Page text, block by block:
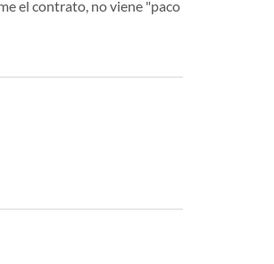
el contrato, no viene "paco